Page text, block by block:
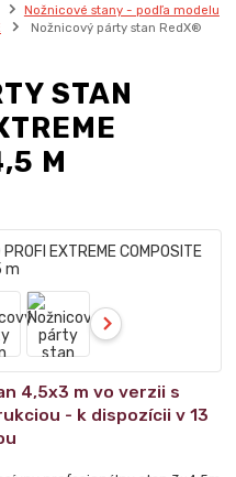
Nožnicové stany - podľa modelu
Nožnicový párty stan RedX®
STAN
M
4,5x3 m vo verzii s
- k dispozícii v 13